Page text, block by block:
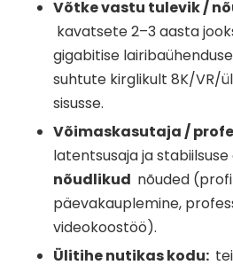
Võtke vastu tulevik /
kavatsete 2–3 aasta
gigabitise
suhtute kirglikult 8K/VR/
sisusse.
Võimaskasutaja /
latentsusaja ja stabiilsuse
nõudlikud nõuded
päevakauplemine,
videokoostöö).
Ülitihe nutikas kodu: